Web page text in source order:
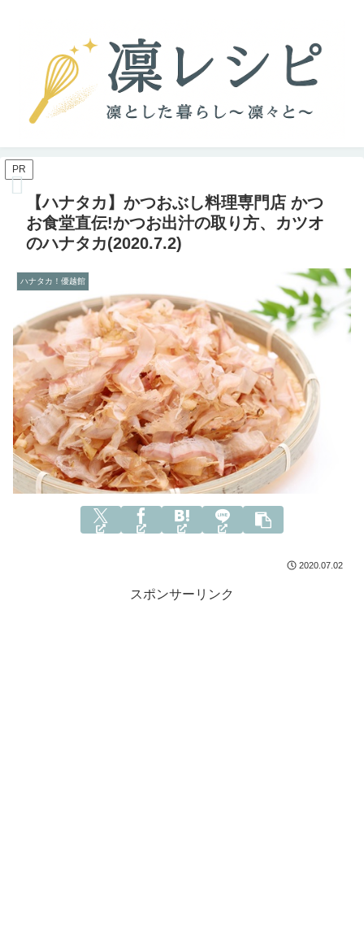
PR
【ハナタカ】かつおぶし料理専門店 かつ
お食堂直伝!かつお出汁の取り方、カツオ
のハナタカ(2020.7.2)
ハナタカ！優越館
2020.07.02
スポンサーリンク